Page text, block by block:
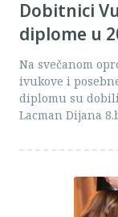
Dobitnici
diplome u
Na svečanom
ivukove i
diplomu su
Lacman Dijana